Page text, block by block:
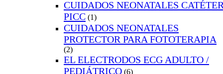
CUIDADOS NEONATALES
PICC (1)
CUIDADOS NEONATALES
PROTECTOR PARA FOTOTERAPIA
(2)
EL ELECTRODOS ECG ADULTO /
PEDIÁTRICO (6)